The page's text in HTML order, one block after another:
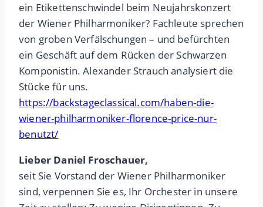
ein Etikettenschwindel beim Neujahrskonzert
der Wiener Philharmoniker? Fachleute sprechen
von groben Verfälschungen – und befürchten
ein Geschäft auf dem Rücken der Schwarzen
Komponistin. Alexander Strauch analysiert die
Stücke für uns.
https://backstageclassical.com/haben-die-
wiener-philharmoniker-florence-price-nur-
benutzt/
Lieber Daniel Froschauer,
seit Sie Vorstand der Wiener Philharmoniker
sind, verpennen Sie es, Ihr Orchester in unsere